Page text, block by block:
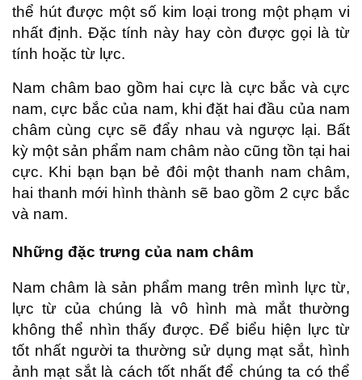
thể hút được một số kim loại trong một phạm vi
nhất định. Đặc tính này hay còn được gọi là từ
tính hoặc từ lực.
Nam châm bao gồm hai cực là cực bắc và cực
nam, cực bắc của nam, khi đặt hai đầu của nam
châm cùng cực sẽ đẩy nhau và ngược lại. Bất
kỳ một sản phẩm nam châm nào cũng tồn tại hai
cực. Khi bạn bạn bẻ đôi một thanh nam châm,
hai thanh mới hình thành sẽ bao gồm 2 cực bắc
và nam.
Những đặc trưng của nam châm
Nam châm là sản phẩm mang trên mình lực từ,
lực từ của chúng là vô hình mà mắt thường
không thể nhìn thấy được. Để biểu hiện lực từ
tốt nhất người ta thường sử dụng mạt sắt, hình
ảnh mạt sắt là cách tốt nhất để chúng ta có thể